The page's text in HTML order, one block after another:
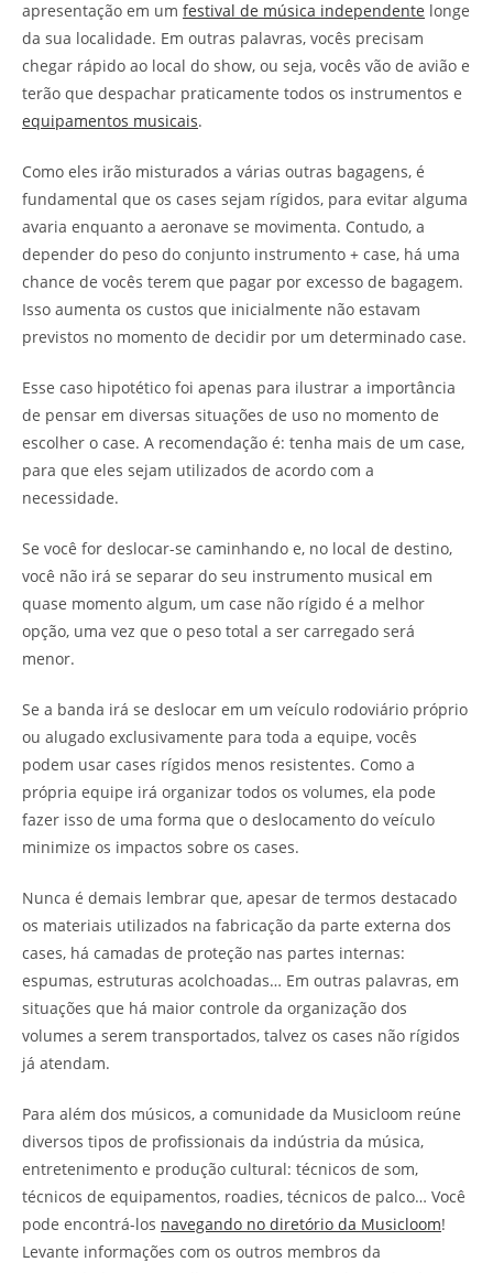
apresentação em um festival de música independente longe
da sua localidade. Em outras palavras, vocês precisam
chegar rápido ao local do show, ou seja, vocês vão de avião e
terão que despachar praticamente todos os instrumentos e
equipamentos musicais.
Como eles irão misturados a várias outras bagagens, é
fundamental que os cases sejam rígidos, para evitar alguma
avaria enquanto a aeronave se movimenta. Contudo, a
depender do peso do conjunto instrumento + case, há uma
chance de vocês terem que pagar por excesso de bagagem.
Isso aumenta os custos que inicialmente não estavam
previstos no momento de decidir por um determinado case.
Esse caso hipotético foi apenas para ilustrar a importância
de pensar em diversas situações de uso no momento de
escolher o case. A recomendação é: tenha mais de um case,
para que eles sejam utilizados de acordo com a
necessidade.
Se você for deslocar-se caminhando e, no local de destino,
você não irá se separar do seu instrumento musical em
quase momento algum, um case não rígido é a melhor
opção, uma vez que o peso total a ser carregado será
menor.
Se a banda irá se deslocar em um veículo rodoviário próprio
ou alugado exclusivamente para toda a equipe, vocês
podem usar cases rígidos menos resistentes. Como a
própria equipe irá organizar todos os volumes, ela pode
fazer isso de uma forma que o deslocamento do veículo
minimize os impactos sobre os cases.
Nunca é demais lembrar que, apesar de termos destacado
os materiais utilizados na fabricação da parte externa dos
cases, há camadas de proteção nas partes internas:
espumas, estruturas acolchoadas… Em outras palavras, em
situações que há maior controle da organização dos
volumes a serem transportados, talvez os cases não rígidos
já atendam.
Para além dos músicos, a comunidade da Musicloom reúne
diversos tipos de profissionais da indústria da música,
entretenimento e produção cultural: técnicos de som,
técnicos de equipamentos, roadies, técnicos de palco… Você
pode encontrá-los navegando no diretório da Musicloom!
Levante informações com os outros membros da